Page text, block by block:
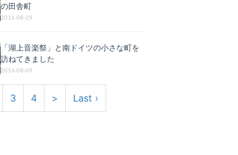
の田舎町
2016-08-29
「湖上音楽祭」と南ドイツの小さな町を
訪ねてきました
2016-08-09
3 4 > Last ›